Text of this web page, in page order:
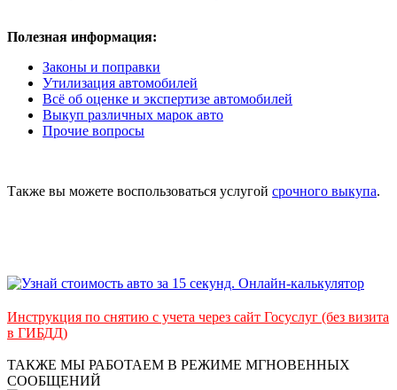
Полезная информация:
Законы и поправки
Утилизация автомобилей
Всё об оценке и экспертизе автомобилей
Выкуп различных марок авто
Прочие вопросы
Также вы можете воспользоваться услугой срочного выкупа.
Инструкция по снятию с учета через сайт Госуслуг (без визита
в ГИБДД)
ТАКЖЕ МЫ РАБОТАЕМ В РЕЖИМЕ МГНОВЕННЫХ
СООБЩЕНИЙ